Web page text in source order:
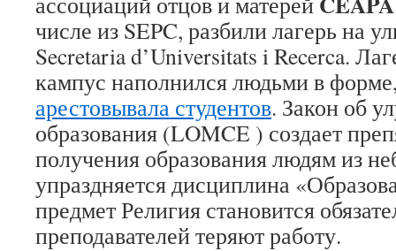
числе из SEPC, разбили лагерь на
Secretaria d’Universitats i Recerca.
кампус наполнился людьми в
арестовывала студентов. Закон об
образования (LOMCE ) создает
получения образования людям из
упраздняется дисциплина
предмет Религия становится
преподавателей теряют работу.